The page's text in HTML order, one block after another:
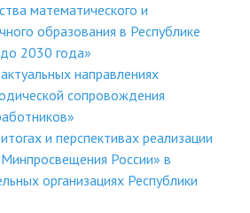
математического и
образования в Республике
2030 года»
направлениях
сопровождения
и перспективах реализации
России» в
организациях Республики